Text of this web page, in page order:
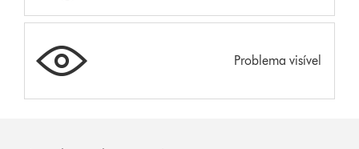
Problema visível